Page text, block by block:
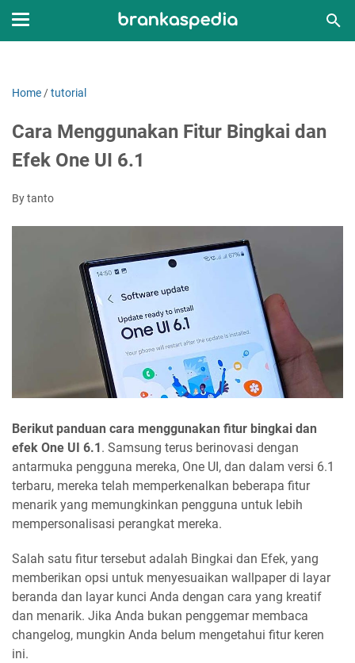
Home /tutorial
Cara Menggunakan Fitur Bingkai dan
Efek One UI 6.1
By tanto
Berikut panduan cara menggunakan fitur bingkai dan
efek One UI 6.1. Samsung terus berinovasi dengan
antarmuka pengguna mereka, One UI, dan dalam versi 6.1
terbaru, mereka telah memperkenalkan beberapa fitur
menarik yang memungkinkan pengguna untuk lebih
mempersonalisasi perangkat mereka.
Salah satu fitur tersebut adalah Bingkai dan Efek, yang
memberikan opsi untuk menyesuaikan wallpaper di layar
beranda dan layar kunci Anda dengan cara yang kreatif
dan menarik. Jika Anda bukan penggemar membaca
changelog, mungkin Anda belum mengetahui fitur keren
ini.